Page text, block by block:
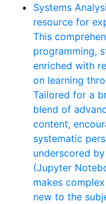
Systems
resource for
This
programming,
enriched with
on learning
Tailored for a
blend of
content,
systematic
underscored
(Jupyter
makes
new to the